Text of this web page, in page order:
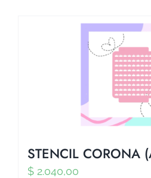
STENCIL CORONA
$ 2.040,00